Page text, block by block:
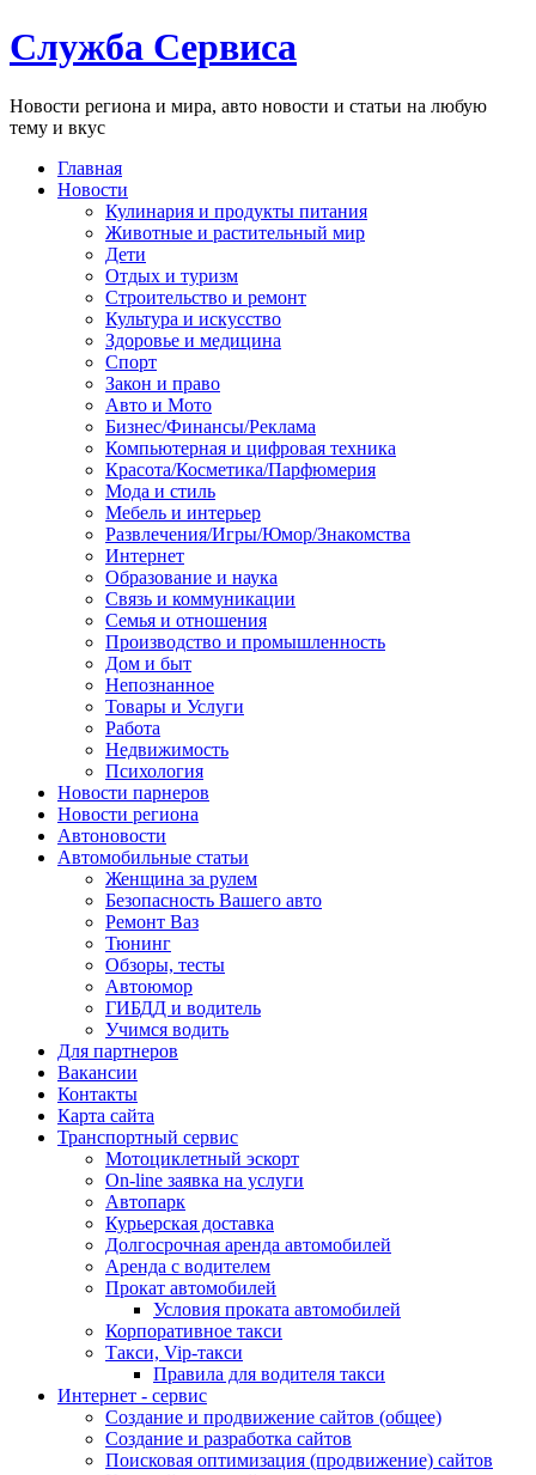
Служба Сервиса
Новости региона и мира, авто новости и статьи на любую
тему и вкус
Главная
Новости
Кулинария и продукты питания
Животные и растительный мир
Дети
Отдых и туризм
Строительство и ремонт
Культура и искусство
Здоровье и медицина
Спорт
Закон и право
Авто и Мото
Бизнес/Финансы/Реклама
Компьютерная и цифровая техника
Красота/Косметика/Парфюмерия
Мода и стиль
Мебель и интерьер
Развлечения/Игры/Юмор/Знакомства
Интернет
Образование и наука
Связь и коммуникации
Семья и отношения
Производство и промышленность
Дом и быт
Непознанное
Товары и Услуги
Работа
Недвижимость
Психология
Новости парнеров
Новости региона
Автоновости
Автомобильные статьи
Женщина за рулем
Безопасность Вашего авто
Ремонт Ваз
Тюнинг
Обзоры, тесты
Автоюмор
ГИБДД и водитель
Учимся водить
Для партнеров
Вакансии
Контакты
Карта сайта
Транспортный сервис
Мотоциклетный эскорт
On-line заявка на услуги
Автопарк
Курьерская доставка
Долгосрочная аренда автомобилей
Аренда с водителем
Прокат автомобилей
Условия проката автомобилей
Корпоративное такси
Такси, Vip-такси
Правила для водителя такси
Интернет - сервис
Создание и продвижение сайтов (общее)
Создание и разработка сайтов
Поисковая оптимизация (продвижение) сайтов